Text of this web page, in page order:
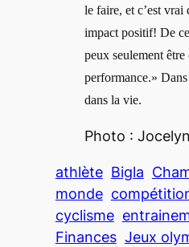
le faire, et c’est vrai
impact positif! De
peux seulement être
performance.»
dans la vie.
Photo :
athlète Bigla
monde
cyclisme
Finances Jeux